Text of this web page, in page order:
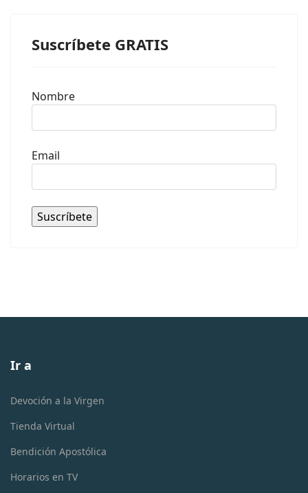
Suscríbete GRATIS
Nombre
Email
Ir a
Devoción a la Virgen
Tienda Virtual
Bendición Apostólica
Horarios en TV